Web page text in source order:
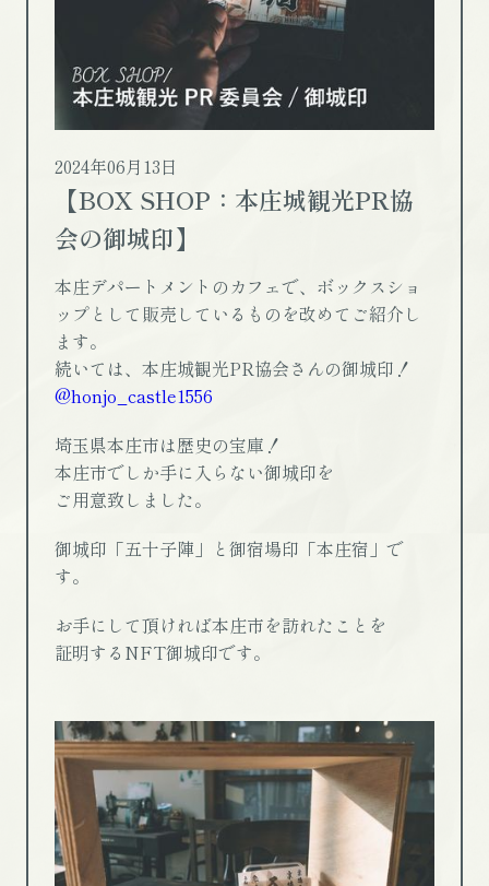
2024年06月13日
【BOX SHOP：本庄城観光PR協
会の御城印】
本庄デパートメントのカフェで、ボックスショ
ップとして販売しているものを改めてご紹介し
ます。
続いては、本庄城観光PR協会さんの御城印！
@honjo_castle1556
埼玉県本庄市は歴史の宝庫！
本庄市でしか手に入らない御城印を
ご用意致しました。
御城印「五十子陣」と御宿場印「本庄宿」で
す。
お手にして頂ければ本庄市を訪れたことを
証明するNFT御城印です。